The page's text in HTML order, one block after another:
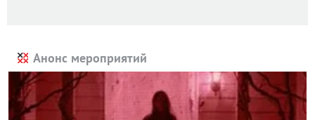
Анонс мероприятий